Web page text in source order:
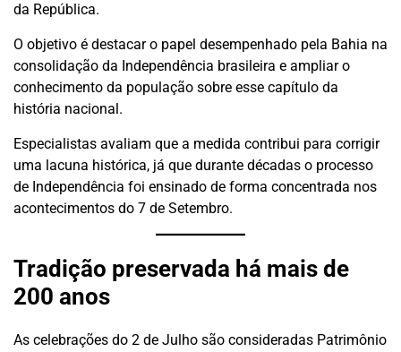
da República.
O objetivo é destacar o papel desempenhado pela Bahia na
consolidação da Independência brasileira e ampliar o
conhecimento da população sobre esse capítulo da
história nacional.
Especialistas avaliam que a medida contribui para corrigir
uma lacuna histórica, já que durante décadas o processo
de Independência foi ensinado de forma concentrada nos
acontecimentos do 7 de Setembro.
Tradição preservada há mais de
200 anos
As celebrações do 2 de Julho são consideradas Patrimônio